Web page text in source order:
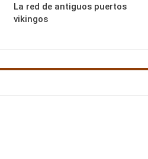
La red de antiguos puertos
vikingos